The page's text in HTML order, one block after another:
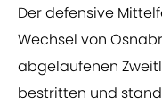
Der defensive
Wechsel von
abgelaufenen
bestritten und